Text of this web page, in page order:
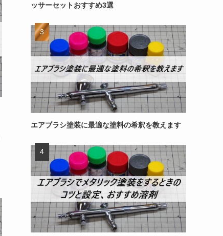
ッサーセットおすすめ3選
エアブラシ塗装に最適な塗料の希釈を教えます